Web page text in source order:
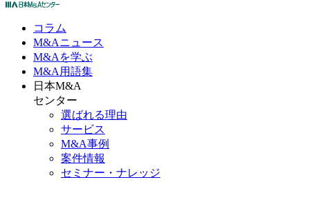
コラム
M&Aニュース
M&Aを学ぶ
M&A 用語集
日本M&A
センター
選ばれる理由
サービス
M&A事例
案件情報
セミナー・ナレッジ